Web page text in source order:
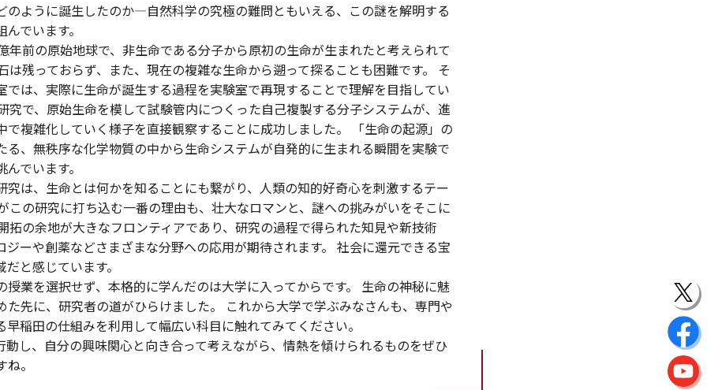
のように誕生したのか―自然科学の究極の難問ともいえる、この謎を解明する
でいます。
年前の原始地球で、非生命である分子から原初の生命が生まれたと考えられて
は残っておらず、また、現在の複雑な生命から遡って探ることも困難です。 そ
では、実際に生命が誕生する過程を実験室で再現することで理解を目指してい
究で、原始生命を模して試験管内につくった自己複製する分子システムが、進
で複雑化していく様子を直接観察することに成功しました。 「生命の起源」の
る、無秩序な化学物質の中から生命システムが自発的に生まれる瞬間を実験で
でいます。
究は、生命とは何かを知ることにも繋がり、人類の知的好奇心を刺激するテー
この研究に打ち込む一番の理由も、壮大なロマンと、謎への挑みがいをそこに
拓の余地が大きなフロンティアであり、研究の過程で得られた知見や新技術
ジーや創薬などさまざまな分野への応用が期待されます。 社会に還元できる宝
と感じています。
授業を選択せず、本格的に学んだのは大学に入ってからです。 生命の神秘に魅
た先に、研究者の道がひらけました。 これから大学で学ぶみなさんも、専門や
稲田の仕組みを利用して幅広い科目に触れてみてください。
動し、自分の興味関心と向き合って考えながら、情熱を傾けられるものをぜひ
。